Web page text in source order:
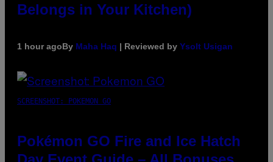
Belongs in Your Kitchen)
1 hour agoBy Maha Haq | Reviewed by Ysolt Usigan
SCREENSHOT: POKEMON GO
Pokémon GO Fire and Ice Hatch